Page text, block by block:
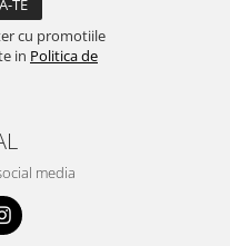
cu promotiile
in Politica de
media